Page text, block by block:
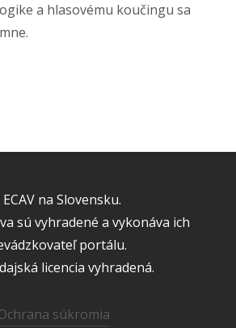
a hlasovému koučingu sa
na Slovensku.
sú vyhradené a vykonáva ich
portálu.
licencia vyhradená.
súkromia